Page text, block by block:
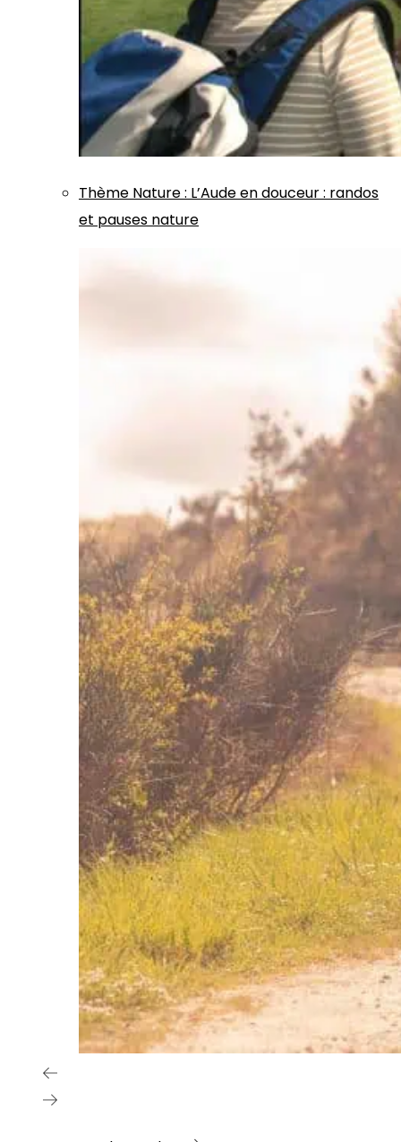
Thème Nature: L’Aude en douceur : randos
et pauses nature